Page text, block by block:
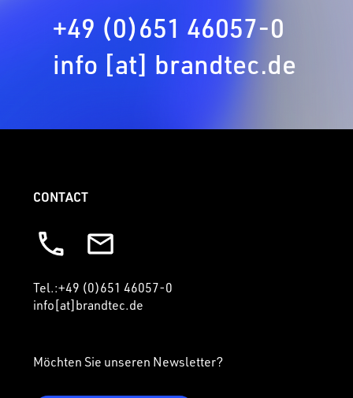
+49 (0)651 46057-0
info [at] brandtec.de
CONTACT
Tel.:+49 (0)651 46057-0
info[at]brandtec.de
Möchten Sie unseren Newsletter?